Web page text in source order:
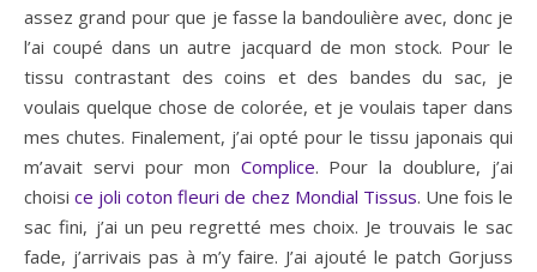
assez grand pour que je fasse la bandoulière avec, donc je
l’ai coupé dans un autre jacquard de mon stock. Pour le
tissu contrastant des coins et des bandes du sac, je
voulais quelque chose de colorée, et je voulais taper dans
mes chutes. Finalement, j’ai opté pour le tissu japonais qui
m’avait servi pour mon Complice. Pour la doublure, j’ai
choisice joli coton fleuri de chez Mondial Tissus. Une fois le
sac fini, j’ai un peu regretté mes choix. Je trouvais le sac
fade, j’arrivais pas à m’y faire. J’ai ajouté le patch Gorjuss